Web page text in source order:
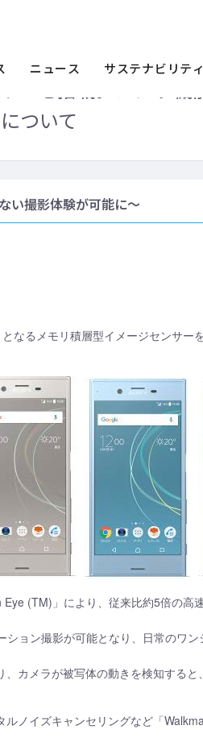
ニュース サステナビリティ
ーを搭載。カメラ機
ついて
い撮影体験が可能に～
なるメモリ積層型イメージセンサ
(TM)」により、従来比約5倍の高
ョン撮影が可能となり、日常のワ
カメラが被写体の動きを検知する
ノイズキャンセリングなど「